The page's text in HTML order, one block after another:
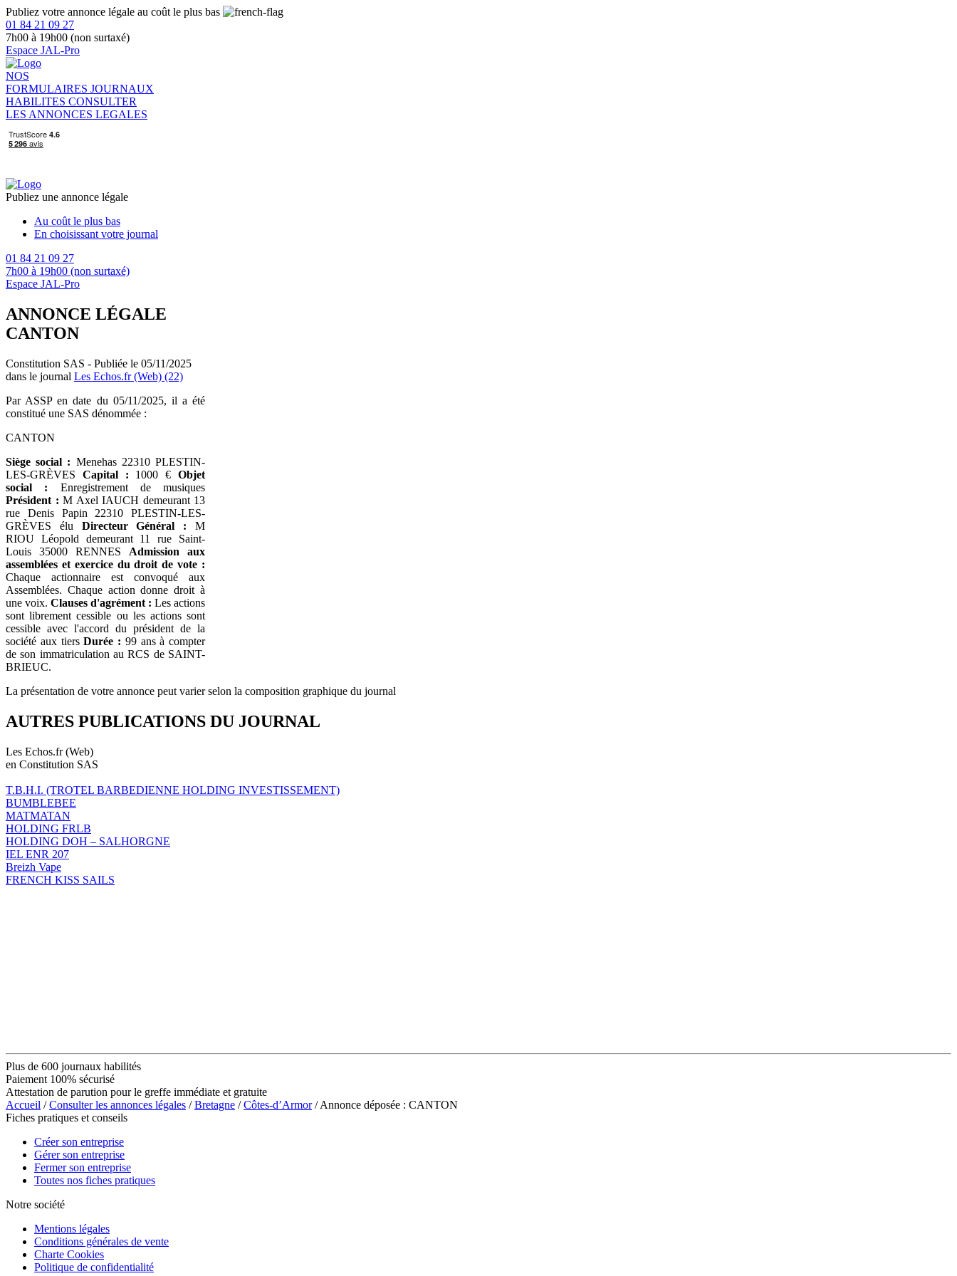
Publiez votre annonce légale au coût le plus bas
01 84 21 09 27
7h00 à 19h00 (non surtaxé)
Espace JAL-Pro
NOS
FORMULAIRES JOURNAUX
HABILITES CONSULTER
LES ANNONCES LEGALES
Publiez une annonce légale
Au coût le plus bas
En choisissant votre journal
01 84 21 09 27
7h00 à 19h00 (non surtaxé)
Espace JAL-Pro
ANNONCE LÉGALE
CANTON
Constitution SAS - Publiée le 05/11/2025
dans le journal Les Echos.fr (Web) (22)
Par ASSP en date du 05/11/2025, il a été
constitué une SAS dénommée :
CANTON
Siège social : Menehas 22310 PLESTIN-
LES-GRÈVES Capital : 1000 €Objet
social : Enregistrement de musiques
Président : M Axel IAUCH demeurant 13
rue Denis Papin 22310 PLESTIN-LES-
GRÈVES élu Directeur Général : M
RIOU Léopold demeurant 11 rue Saint-
Louis 35000 RENNES Admission aux
assemblées et exercice du droit de vote :
Chaque actionnaire est convoqué aux
Assemblées. Chaque action donne droit à
une voix. Clauses d'agrément : Les actions
sont librement cessible ou les actions sont
cessible avec l'accord du président de la
société aux tiersDurée : 99 ans à compter
de son immatriculation au RCS de SAINT-
BRIEUC.
La présentation de votre annonce peut varier selon la composition graphique du journal
AUTRES PUBLICATIONS DU JOURNAL
Les Echos.fr (Web)
en Constitution SAS
T.B.H.I. (TROTEL BARBEDIENNE HOLDING INVESTISSEMENT)
BUMBLEBEE
MATMATAN
HOLDING FRLB
HOLDING DOH – SALHORGNE
IEL ENR 207
Breizh Vape
FRENCH KISS SAILS
Plus de 600 journaux habilités
Paiement 100% sécurisé
Attestation de parution pour le greffe immédiate et gratuite
Accueil /Consulter les annonces légales /Bretagne /Côtes-d’Armor/ Annonce déposée : CANTON
Fiches pratiques et conseils
Créer son entreprise
Gérer son entreprise
Fermer son entreprise
Toutes nos fiches pratiques
Notre société
Mentions légales
Conditions générales de vente
Charte Cookies
Politique de confidentialité